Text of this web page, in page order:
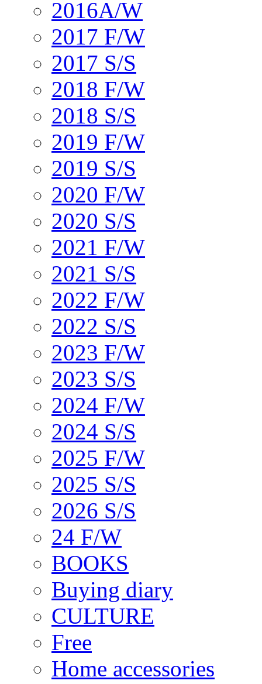
2016A/W
2017 F/W
2017 S/S
2018 F/W
2018 S/S
2019 F/W
2019 S/S
2020 F/W
2020 S/S
2021 F/W
2021 S/S
2022 F/W
2022 S/S
2023 F/W
2023 S/S
2024 F/W
2024 S/S
2025 F/W
2025 S/S
2026 S/S
24 F/W
BOOKS
Buying diary
CULTURE
Free
Home accessories